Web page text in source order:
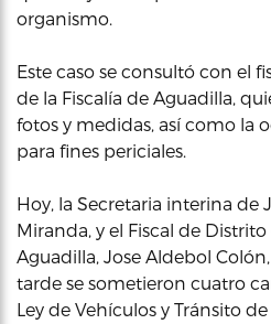
organismo.
Este caso se consultó con el
de la Fiscalía de Aguadilla,
fotos y medidas, así como la
para fines periciales.
Hoy, la Secretaria interina de
Miranda, y el Fiscal de
Aguadilla, Jose Aldebol
tarde se sometieron cuatro
Ley de Vehículos y Tránsito